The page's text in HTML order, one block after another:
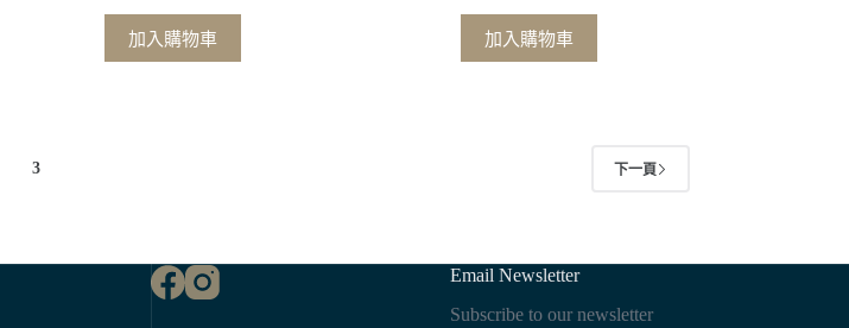
加入購物車 加入購物車
3 下一頁
Email Newsletter
Subscribe to our newsletter